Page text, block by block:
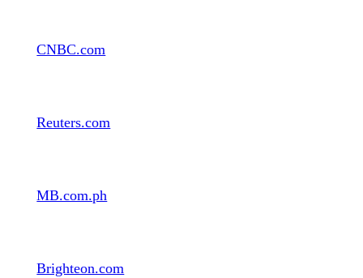
CNBC.com
Reuters.com
MB.com.ph
Brighteon.com